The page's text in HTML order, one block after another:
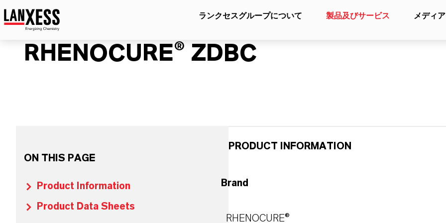
ランクセスグループについて 製品及びサービス メディア
RHENOCURE® ZDBC
ON THIS PAGE
Product Information
Product Data Sheets
PRODUCT INFORMATION
Brand
RHENOCURE®